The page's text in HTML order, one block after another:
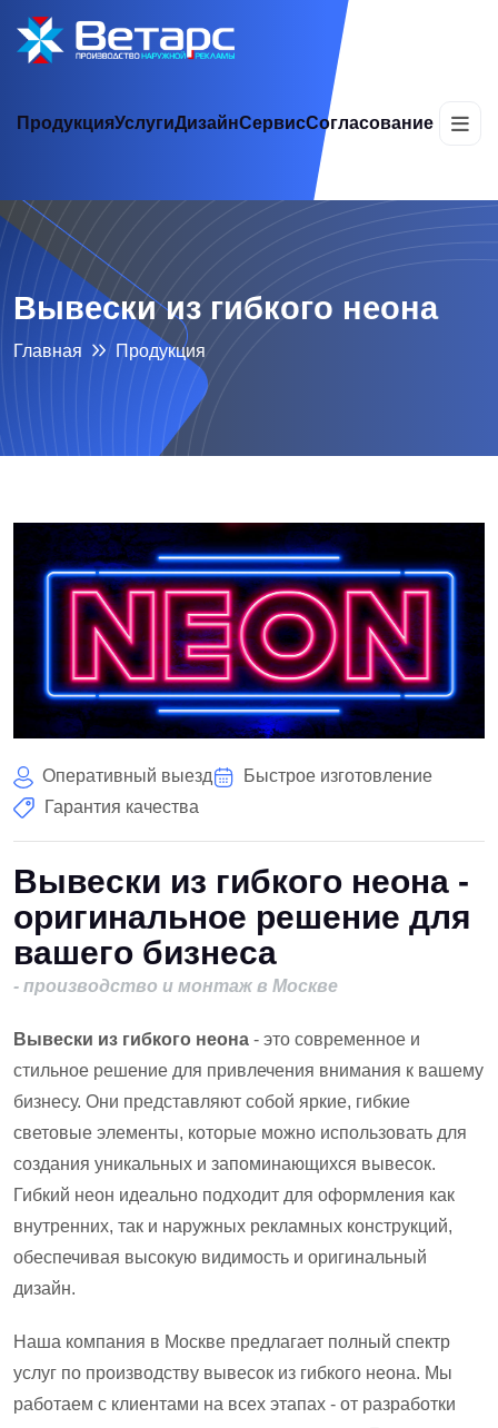
ПродукцияУслугиДизайнСервисСогласование
Вывески из гибкого неона
Главная Продукция
Оперативный выезд
Быстрое изготовление
Гарантия качества
Вывески из гибкого неона -
оригинальное решение для
вашего бизнеса
- производство и монтаж в Москве
Вывески из гибкого неона - это современное и
стильное решение для привлечения внимания к вашему
бизнесу. Они представляют собой яркие, гибкие
световые элементы, которые можно использовать для
создания уникальных и запоминающихся вывесок.
Гибкий неон идеально подходит для оформления как
внутренних, так и наружных рекламных конструкций,
обеспечивая высокую видимость и оригинальный
дизайн.
Наша компания в Москве предлагает полный спектр
услуг по производству вывесок из гибкого неона. Мы
работаем с клиентами на всех этапах - от разработки